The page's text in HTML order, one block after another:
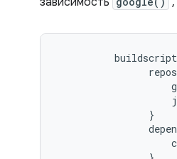
buildscript
}